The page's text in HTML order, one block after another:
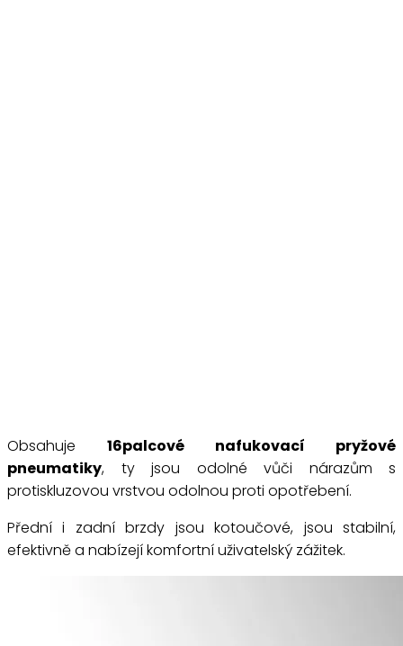
Obsahuje 16palcové nafukovací pryžové
pneumatiky, ty jsou odolné vůči nárazům s
protiskluzovou vrstvou odolnou proti opotřebení.
Přední i zadní brzdy jsou kotoučové, jsou stabilní,
efektivně a nabízejí komfortní uživatelský zážitek.